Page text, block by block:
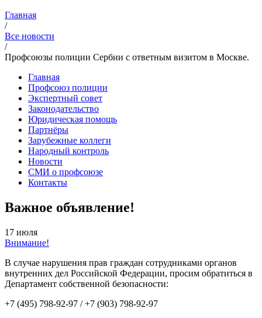
Главная
/
Все новости
/
Профсоюзы полиции Сербии с ответным визитом в Москве.
Главная
Профсоюз полиции
Экспертный совет
Законодательство
Юридическая помощь
Партнёры
Зарубежные коллеги
Народный контроль
Новости
СМИ о профсоюзе
Контакты
Важное объявление!
17 июля
Внимание!
В случае нарушения прав граждан сотрудниками органов
внутренних дел Российской Федерации, просим обратиться в
Департамент собственной безопасности:
+7 (495) 798-92-97 / +7 (903) 798-92-97